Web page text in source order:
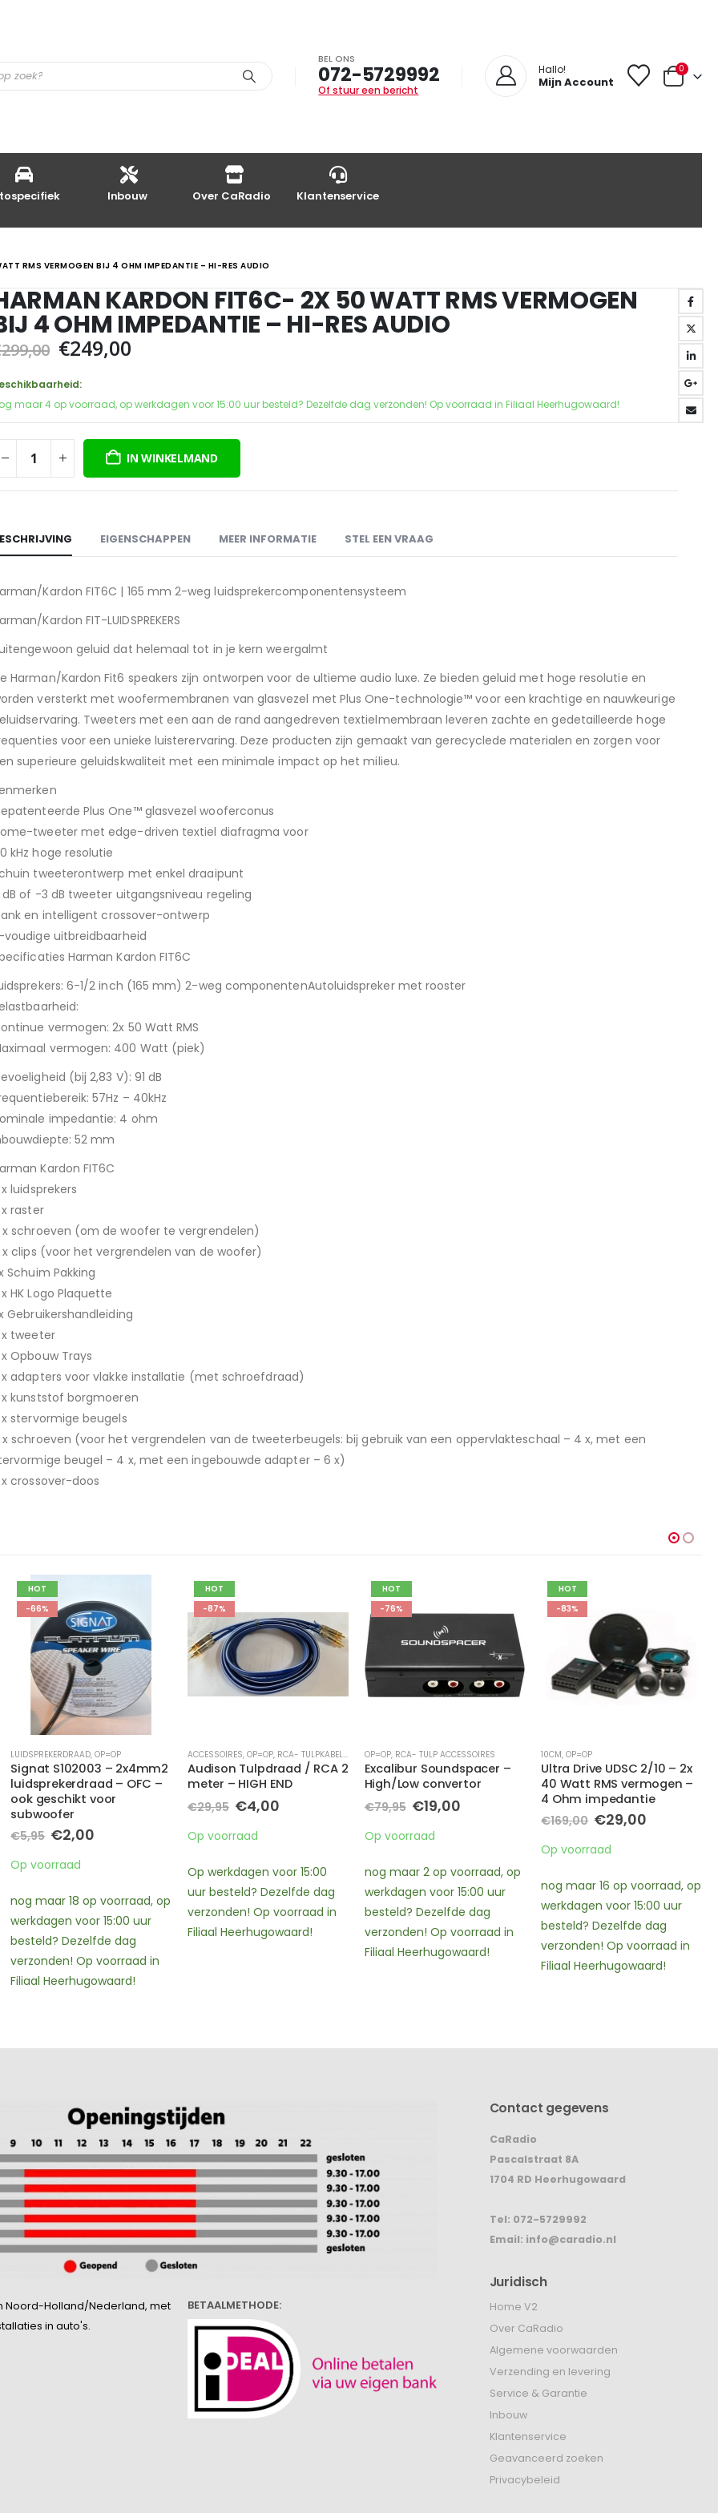
BEL ONS
072-5729992
Of stuur een bericht
Hallo!
Mijn Account
0
Inbouw Over CaRadio Klantenservice
RMS VERMOGEN BIJ 4 OHM IMPEDANTIE – HI-RES AUDIO
KARDON FIT6C- 2X 50 WATT RMS VERMOGEN
4 OHM IMPEDANTIE – HI-RES AUDIO
299,00 Oorspronkelijke
was:
€299,00.
€249,00
€249,00.
maar 4 op voorraad, op werkdagen voor 15:00 uur besteld? Dezelfde dag verzonden! Op voorraad in Filiaal Heerhugowaard!
IN WINKELMAND
EIGENSCHAPPEN MEER INFORMATIE STEL EEN VRAAG
Kardon FIT6C | 165 mm 2-weg luidsprekercomponentensysteem
Kardon FIT-LUIDSPREKERS
geluid dat helemaal tot in je kern weergalmt
Harman/Kardon Fit6 speakers zijn ontworpen voor de ultieme audio luxe. Ze bieden geluid met hoge resolutie en
versterkt met woofermembranen van glasvezel met Plus One-technologie™ voor een krachtige en nauwkeurige
Tweeters met een aan de rand aangedreven textielmembraan leveren zachte en gedetailleerde hoge
voor een unieke luisterervaring. Deze producten zijn gemaakt van gerecyclede materialen en zorgen voor
superieure geluidskwaliteit met een minimale impact op het milieu.
Plus One™ glasvezel wooferconus
tweeter met edge-driven textiel diafragma voor
kHz hoge resolutie
tweeterontwerp met enkel draaipunt
of -3 dB tweeter uitgangsniveau regeling
en intelligent crossover-ontwerp
voudige uitbreidbaarheid
Harman Kardon FIT6C
6-1/2 inch (165 mm) 2-weg componentenAutoluidspreker met rooster
vermogen: 2x 50 Watt RMS
vermogen: 400 Watt (piek)
(bij 2,83 V): 91 dB
57Hz – 40kHz
impedantie: 4 ohm
52 mm
Kardon FIT6C
luidsprekers
raster
x schroeven (om de woofer te vergrendelen)
x clips (voor het vergrendelen van de woofer)
Schuim Pakking
HK Logo Plaquette
Gebruikershandleiding
x tweeter
Opbouw Trays
x adapters voor vlakke installatie (met schroefdraad)
x kunststof borgmoeren
stervormige beugels
x schroeven (voor het vergrendelen van de tweeterbeugels: bij gebruik van een oppervlakteschaal – 4 x, met een
beugel – 4 x, met een ingebouwde adapter – 6 x)
crossover-doos
HOT
-87%
ACCESSOIRES,OP=OP,RCA- TULPKABELS
Audison Tulpdraad / RCA 2
meter – HIGH END
€29,95 Oorspronkelijke
prijs
was:
€4,00Huidige
Op voorraad
Op werkdagen voor 15:00
uur besteld? Dezelfde dag
verzonden! Op voorraad in
Filiaal Heerhugowaard!
HOT
-76%
OP=OP,RCA- TULP ACCESSOIRES
Excalibur Soundspacer –
High/Low convertor
€79,95 Oorspronkelijke
was:
€19,00
Op voorraad
nog maar 2 op voorraad, op
werkdagen voor 15:00 uur
besteld? Dezelfde dag
verzonden! Op voorraad in
HOT
-83%
10CM,OP=OP
Ultra Drive UDSC 2/10 – 2x
40 Watt RMS vermogen –
4 Ohm impedantie
Oorspronkelijke
prijs
€169,00. €29,00.
nog maar 16 op voorraad, op
werkdagen voor 15:00 uur
besteld? Dezelfde dag
verzonden! Op voorraad in
HOT
-53%
6X9 INCH,OP=OP
MTX TX669C – 2x 120 Watt
RMS vermogen – 4 Ohm
impedantie
€189,95 Oorspronkelijke
was:
€89,00
Op voorraad
nog maar 3 op voorraad, op
werkdagen voor 15:00 uur
besteld? Dezelfde dag
verzonden! Op voorraad in
Filiaal Heerhugowaard!
Noord-Holland/Nederland, met
in auto's.
BETAALMETHODE:
Contact gegevens
CaRadio
Pascalstraat 8A
1704 RD Heerhugowaard
Tel: 072-5729992
Email: info@caradio.nl
Juridisch
Home V2
Over CaRadio
Algemene voorwaarden
Verzending en levering
Service & Garantie
Inbouw
Klantenservice
Geavanceerd zoeken
Privacybeleid